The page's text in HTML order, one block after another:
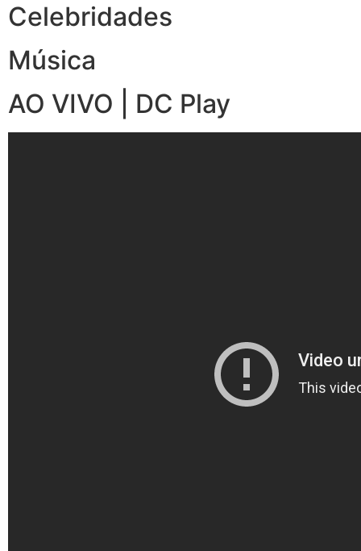
Celebridades
Música
AO VIVO | DC Play